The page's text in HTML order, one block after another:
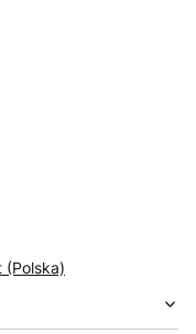
(Polska)